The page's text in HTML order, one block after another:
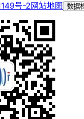
号-2网站地图 数据